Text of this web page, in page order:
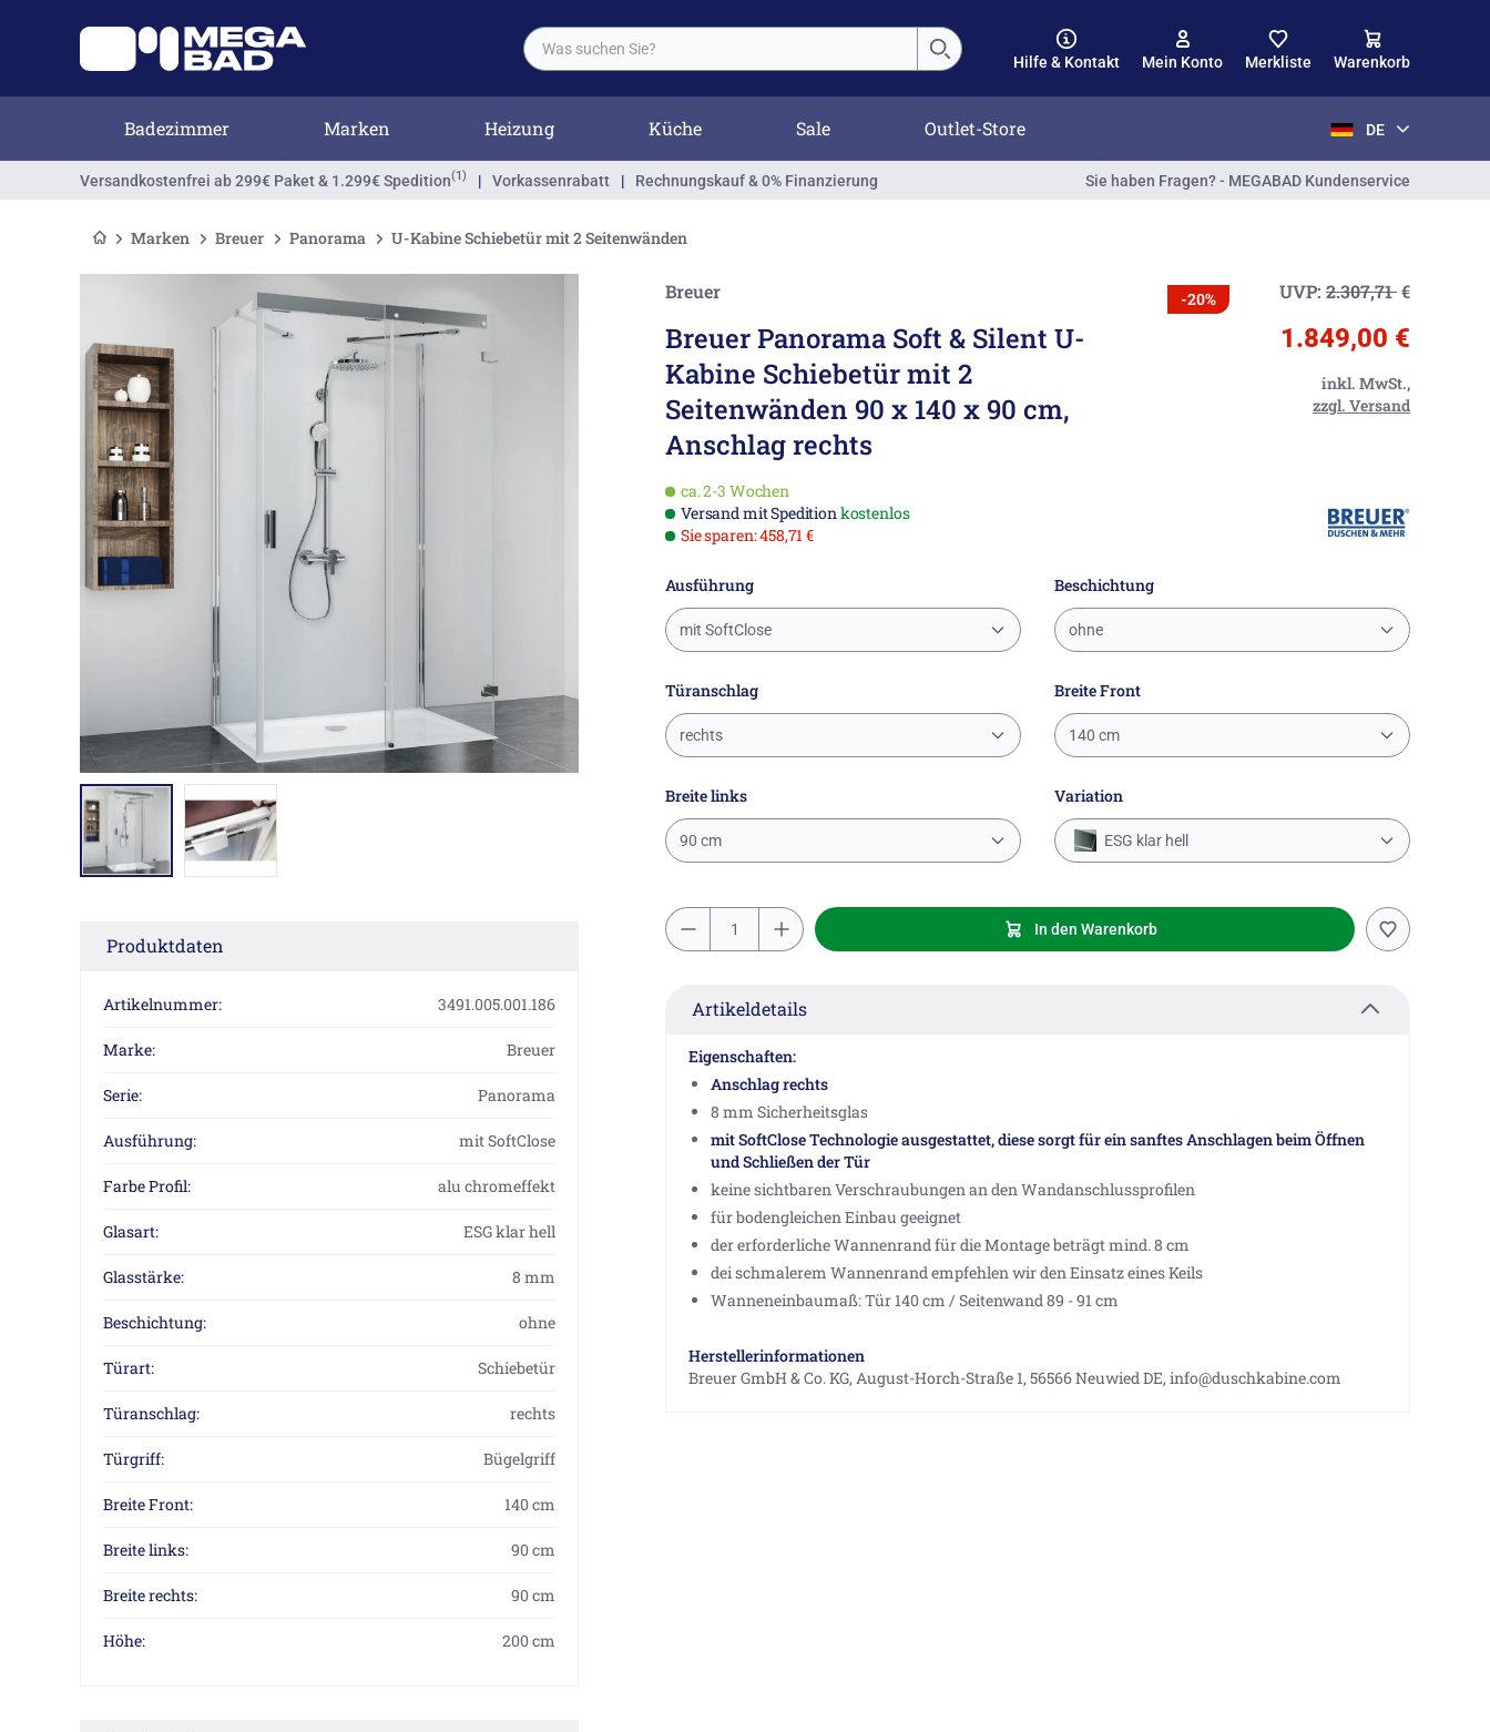
Hilfe & Kontakt Mein Konto Merkliste Warenkorb
Badezimmer Marken Heizung Küche Sale Outlet-Store DE
Versandkostenfrei ab 299€ Paket & 1.299€ Spedition(1) | Vorkassenrabatt | Rechnungskauf & 0% Finanzierung Sie haben Fragen? - MEGABAD Kundenservice
Marken Breuer Panorama U-Kabine Schiebetür mit 2 Seitenwänden
Produktdaten
Artikelnummer: 3491.005.001.186
Marke: Breuer
Serie: Panorama
Ausführung: mit SoftClose
Farbe Profil: alu chromeffekt
Glasart: ESG klar hell
Glasstärke: 8 mm
Beschichtung: ohne
Türart: Schiebetür
Türanschlag: rechts
Türgriff: Bügelgriff
Breite Front: 140 cm
Breite links: 90 cm
Breite rechts: 90 cm
Höhe: 200 cm
Breuer
Breuer Panorama Soft & Silent U-
Kabine Schiebetür mit 2
Seitenwänden 90 x 140 x 90 cm,
Anschlag rechts
-20% UVP: 2.307,71€
1.849,00 €
inkl. MwSt.,
zzgl. Versand
ca. 2-3 Wochen
Versand mit Speditionkostenlos
Sie sparen: 458,71 €
Ausführung
mit SoftClose
Beschichtung
ohne
Türanschlag
rechts
Breite Front
140 cm
Breite links
90 cm
Variation
ESG klar hell
In den Warenkorb
Artikeldetails
Eigenschaften:
Anschlag rechts
8 mm Sicherheitsglas
mit SoftClose Technologie ausgestattet, diese sorgt für ein sanftes Anschlagen beim Öffnen
und Schließen der Tür
keine sichtbaren Verschraubungen an den Wandanschlussprofilen
für bodengleichen Einbau geeignet
der erforderliche Wannenrand für die Montage beträgt mind. 8 cm
dei schmalerem Wannenrand empfehlen wir den Einsatz eines Keils
Wanneneinbaumaß: Tür 140 cm / Seitenwand 89 - 91 cm
Herstellerinformationen
Breuer GmbH & Co. KG, August-Horch-Straße 1, 56566 Neuwied DE, info@duschkabine.com